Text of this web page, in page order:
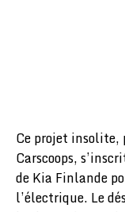
Ce projet insolite,
Carscoops,
de Kia Finlande
l’électrique. Le